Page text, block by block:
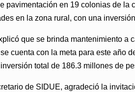
pavimentación en 19 colonias de la
en la zona rural, con una
que se brinda mantenimiento a
cuenta con la meta para este año
total de 186.3 millones de
de SIDUE, agradeció la